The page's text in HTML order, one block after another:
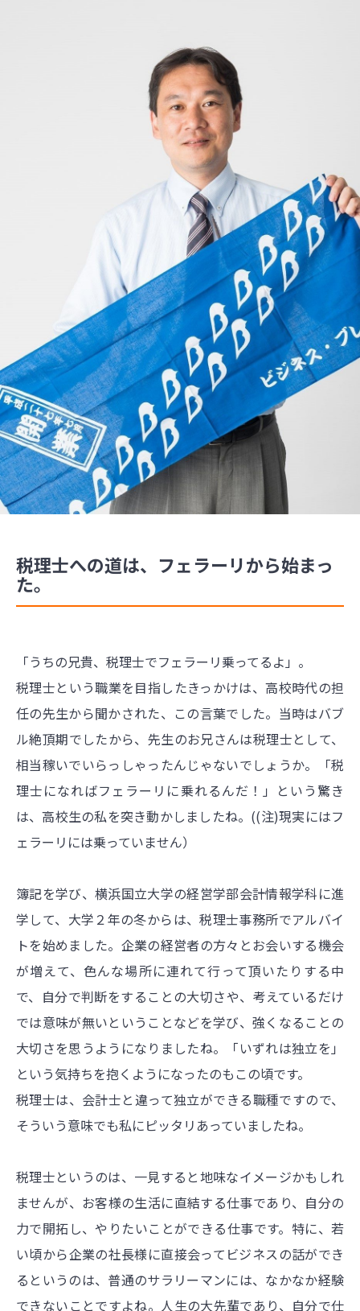
税理士への道は、フェラーリから始まっ
た。
「うちの兄貴、税理士でフェラーリ乗ってるよ」。
税理士という職業を目指したきっかけは、高校時代の担
任の先生から聞かされた、この言葉でした。当時はバブ
ル絶頂期でしたから、先生のお兄さんは税理士として、
相当稼いでいらっしゃったんじゃないでしょうか。「税
理士になればフェラーリに乗れるんだ！」という驚き
は、高校生の私を突き動かしましたね。((注)現実にはフ
ェラーリには乗っていません）
簿記を学び、横浜国立大学の経営学部会計情報学科に進
学して、大学２年の冬からは、税理士事務所でアルバイ
トを始めました。企業の経営者の方々とお会いする機会
が増えて、色んな場所に連れて行って頂いたりする中
で、自分で判断をすることの大切さや、考えているだけ
では意味が無いということなどを学び、強くなることの
大切さを思うようになりましたね。「いずれは独立を」
という気持ちを抱くようになったのもこの頃です。
税理士は、会計士と違って独立ができる職種ですので、
そういう意味でも私にピッタリあっていましたね。
税理士というのは、一見すると地味なイメージかもしれ
ませんが、お客様の生活に直結する仕事であり、自分の
力で開拓し、やりたいことができる仕事です。特に、若
い頃から企業の社長様に直接会ってビジネスの話ができ
るというのは、普通のサラリーマンには、なかなか経験
できないことですよね。人生の大先輩であり、自分で仕